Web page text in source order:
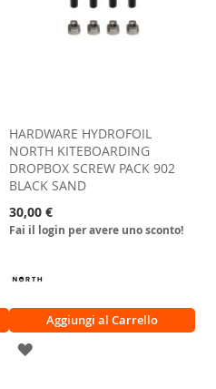
HARDWARE HYDROFOIL
NORTH KITEBOARDING
DROPBOX SCREW PACK 902
BLACK SAND
30,00 €
Fai il login per avere uno sconto!
Aggiungi al Carrello
AGGIUNGI